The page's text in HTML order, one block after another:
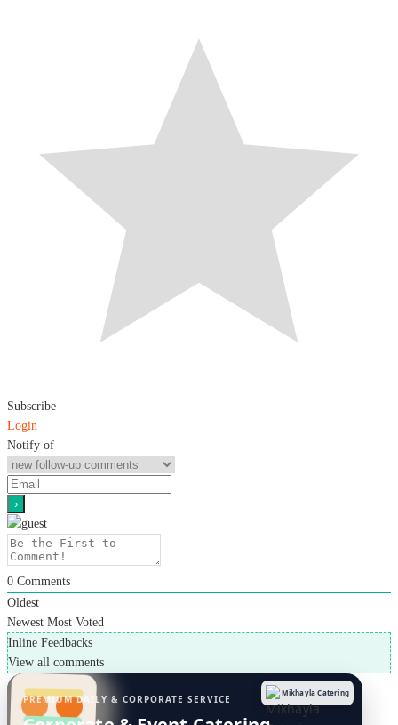
Subscribe
Login
Notify of
0 Comments
Oldest
Newest Most Voted
Inline Feedbacks
View all comments
Mikhayla Catering
PREMIUM DAILY & CORPORATE SERVICE